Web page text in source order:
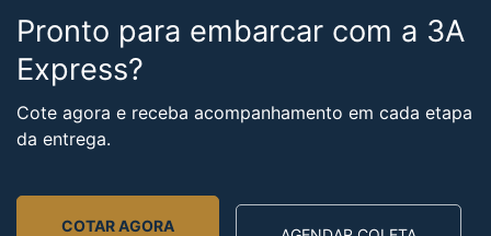
Pronto para embarcar com a 3A
Express?
Cote agora e receba acompanhamento em cada etapa
da entrega.
COTAR AGORA